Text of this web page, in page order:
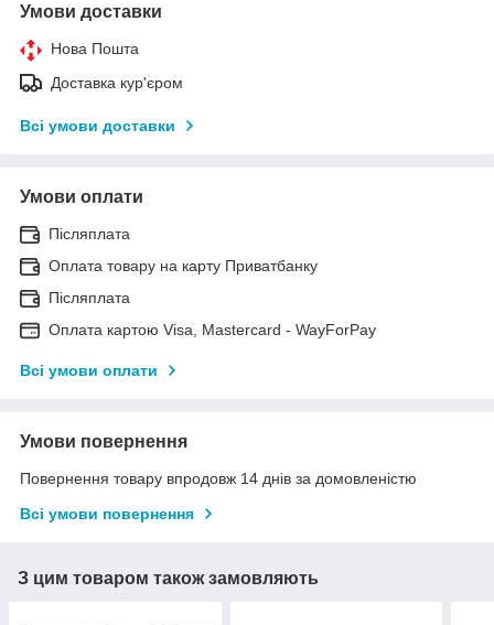
Умови доставки
Нова Пошта
Доставка кур'єром
Всі умови доставки
Умови оплати
Післяплата
Оплата товару на карту Приватбанку
Післяплата
Оплата картою Visa, Mastercard - WayForPay
Всі умови оплати
Умови повернення
Повернення товару впродовж 14 днів за домовленістю
Всі умови повернення
З цим товаром також замовляють